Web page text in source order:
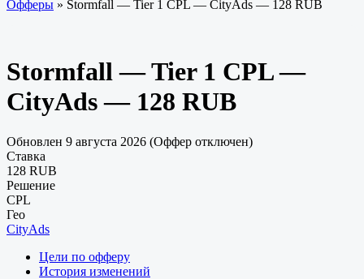
Офферы » Stormfall — Tier 1 CPL — CityAds — 128 RUB
Stormfall — Tier 1 CPL —
CityAds — 128 RUB
Обновлен 9 августа 2026 (Оффер отключен)
Ставка
128 RUB
Решение
CPL
Гео
CityAds
Цели по офферу
История изменений